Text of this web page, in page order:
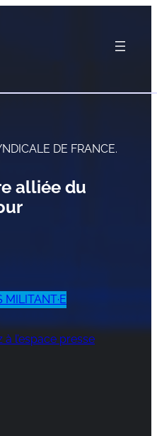
DE FRANCE.
alliée du
MILITANT·E
à l’espace presse